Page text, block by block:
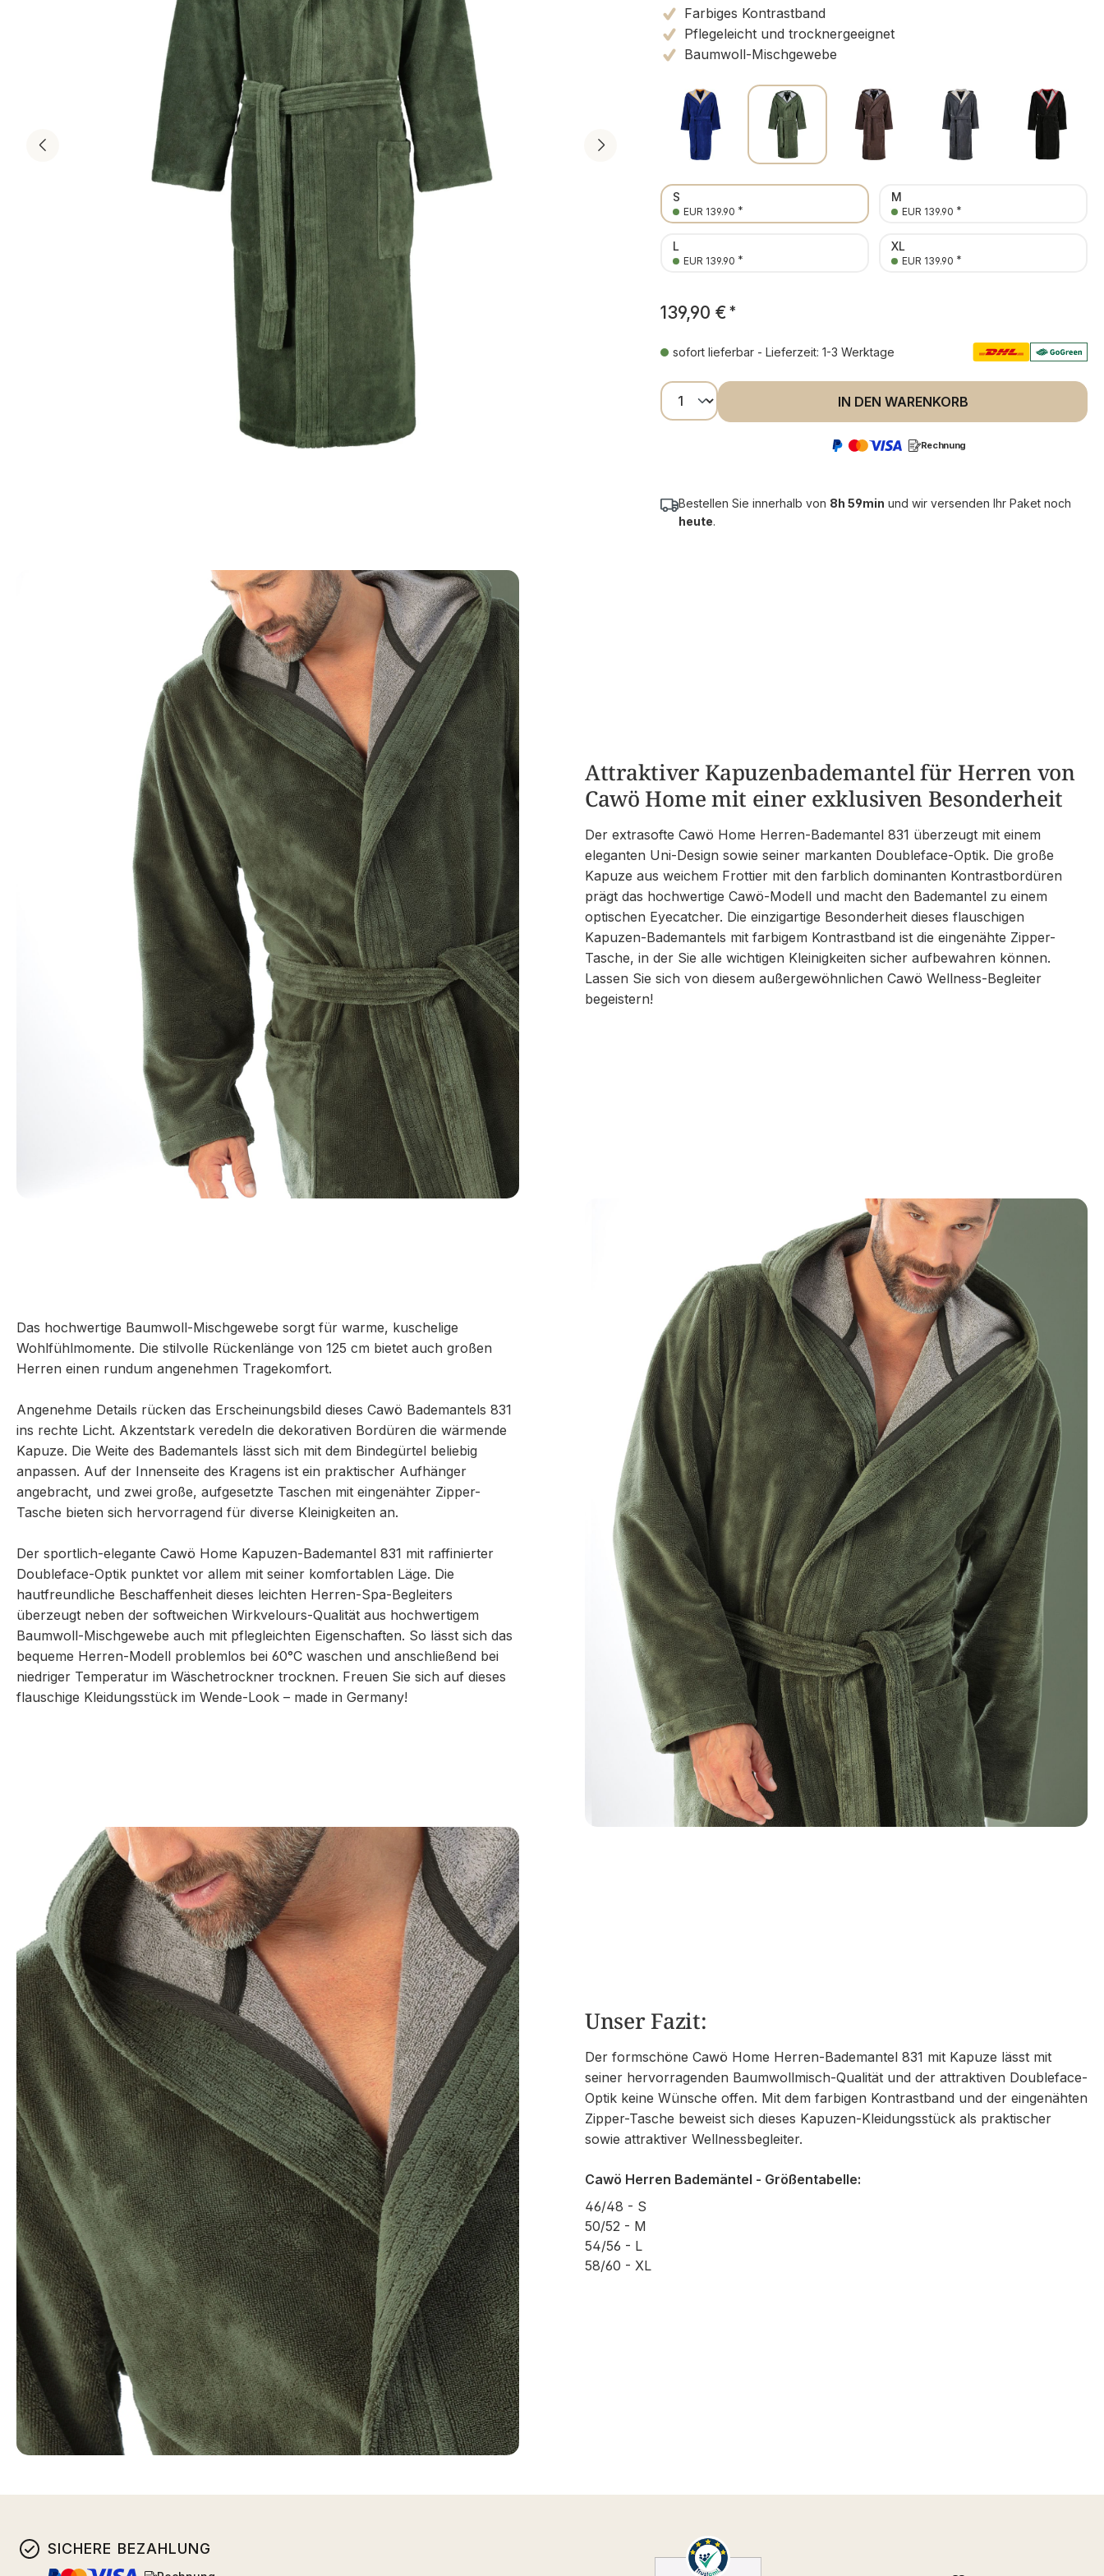
Farbiges Kontrastband
Pflegeleicht und trocknergeeignet
Baumwoll-Mischgewebe
S
EUR 139.90 *
M
EUR 139.90 *
L
EUR 139.90 *
XL
EUR 139.90 *
139,90 € *
sofort lieferbar - Lieferzeit: 1-3 Werktage
Produkt Anzahl: Gib den gewünschten Wert
IN DEN WARENKORB
Rechnung
Bestellen Sie innerhalb von 8h 59min und wir versenden Ihr Paket noch
heute.
Attraktiver Kapuzenbademantel für Herren von
Cawö Home mit einer exklusiven Besonderheit
Der extrasofte Cawö Home Herren-Bademantel 831 überzeugt mit einem
eleganten Uni-Design sowie seiner markanten Doubleface-Optik. Die große
Kapuze aus weichem Frottier mit den farblich dominanten Kontrastbordüren
prägt das hochwertige Cawö-Modell und macht den Bademantel zu einem
optischen Eyecatcher. Die einzigartige Besonderheit dieses flauschigen
Kapuzen-Bademantels mit farbigem Kontrastband ist die eingenähte Zipper-
Tasche, in der Sie alle wichtigen Kleinigkeiten sicher aufbewahren können.
Lassen Sie sich von diesem außergewöhnlichen Cawö Wellness-Begleiter
begeistern!
Das hochwertige Baumwoll-Mischgewebe sorgt für warme, kuschelige
Wohlfühlmomente. Die stilvolle Rückenlänge von 125 cm bietet auch großen
Herren einen rundum angenehmen Tragekomfort.
Angenehme Details rücken das Erscheinungsbild dieses Cawö Bademantels 831
ins rechte Licht. Akzentstark veredeln die dekorativen Bordüren die wärmende
Kapuze. Die Weite des Bademantels lässt sich mit dem Bindegürtel beliebig
anpassen. Auf der Innenseite des Kragens ist ein praktischer Aufhänger
angebracht, und zwei große, aufgesetzte Taschen mit eingenähter Zipper-
Tasche bieten sich hervorragend für diverse Kleinigkeiten an.
Der sportlich-elegante Cawö Home Kapuzen-Bademantel 831 mit raffinierter
Doubleface-Optik punktet vor allem mit seiner komfortablen Läge. Die
hautfreundliche Beschaffenheit dieses leichten Herren-Spa-Begleiters
überzeugt neben der softweichen Wirkvelours-Qualität aus hochwertigem
Baumwoll-Mischgewebe auch mit pflegleichten Eigenschaften. So lässt sich das
bequeme Herren-Modell problemlos bei 60°C waschen und anschließend bei
niedriger Temperatur im Wäschetrockner trocknen. Freuen Sie sich auf dieses
flauschige Kleidungsstück im Wende-Look – made in Germany!
Unser Fazit:
Der formschöne Cawö Home Herren-Bademantel 831 mit Kapuze lässt mit
seiner hervorragenden Baumwollmisch-Qualität und der attraktiven Doubleface-
Optik keine Wünsche offen. Mit dem farbigen Kontrastband und der eingenähten
Zipper-Tasche beweist sich dieses Kapuzen-Kleidungsstück als praktischer
sowie attraktiver Wellnessbegleiter.
Cawö Herren Bademäntel - Größentabelle:
46/48 - S
50/52 - M
54/56 - L
58/60 - XL
SICHERE BEZAHLUNG